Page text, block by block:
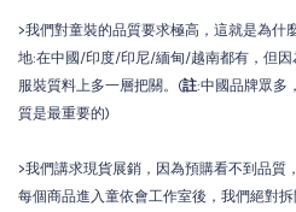
>我們對童裝的品質要求極高，這就是為什
地:在中國/印度/印尼/緬甸/越南都有，但
服裝質料上多一層把關。(註:中國品牌眾多
質是最重要的)
>我們講求現貨展銷，因為預購看不到品質
每個商品進入童依會工作室後，我們絕對